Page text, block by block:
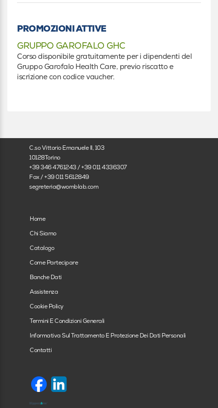
Tecnico sanitario di radiologia medica
Specializzando
In formazione
PROMOZIONI ATTIVE
GRUPPO GAROFALO GHC
Corso disponibile gratuitamente per i dipendenti del
Gruppo Garofalo Health Care, previo riscatto e
iscrizione con codice vaucher.
C.so Vittorio Emanuele II, 103
10128Torino
+39 346 4761243 / +39 011 4336307
Fax / +39 011 5612849
segreteria@womblab.com
Home
Chi Siamo
Catalogo
Come Partecipare
Banche Dati
Assistenza
Cookie Policy
Termini E Condizioni Generali
Informativa Sul Trattamento E Protezione Dei Dati Personali
Contatti